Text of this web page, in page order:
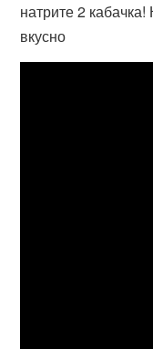
натрите 2
вкусно